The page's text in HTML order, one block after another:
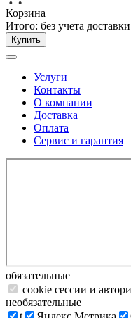
Корзина
Итого: без учета доставки
Купить
Услуги
Контакты
О компании
Доставка
Оплата
Сервис и гарантия
обязательные
cookie сессии и
необязательные